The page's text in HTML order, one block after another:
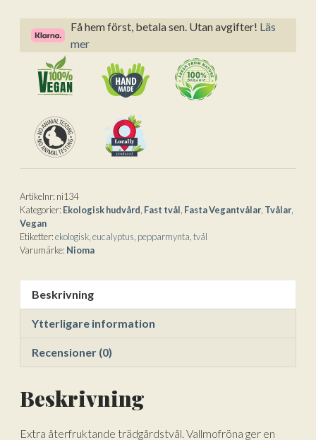
från
Nioma
-
100
g
e
n
Få hem först, betala sen. Utan avgifter! Läs
mer
Artikelnr: ni134
Kategorier: Ekologisk hudvård Fast tvål Fasta Vegantvålar Tvålar
Vegan
Etiketter:ekologisk eucalyptus pepparmynta tvål
Varumärke: Nioma
Beskrivning
Ytterligare information
Recensioner (0)
Beskrivning
Extra återfruktande trädgårdstvål. Vallmofröna ger en